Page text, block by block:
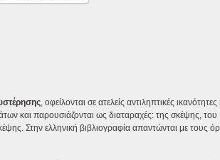
, οφείλονται σε ατελείς αντιληπτικές ικανότητες
και παρουσιάζονται ως διαταραχές: της σκέψης, του
Στην ελληνική βιβλιογραφία απαντώνται με τους